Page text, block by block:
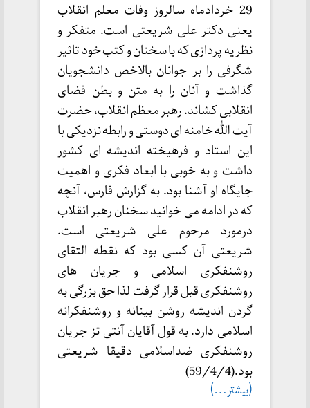
29 خردادماه سالروز وفات معلم انقلاب
یعنی دکتر علی شریعتی است. متفکر و
نظریه پردازی که با سخنان و کتب خود تاثیر
شگرفی را بر جوانان بالاخص دانشجویان
گذاشت و آنان را به متن و بطن فضای
انقلابی کشاند. رهبر معظم انقلاب، حضرت
آیت الله خامنه ای دوستی و رابطه نزدیکی با
این استاد و فرهیخته اندیشه ای کشور
داشت و به خوبی با ابعاد فکری و اهمیت
جایگاه او آشنا بود. به گزارش فارس، آنچه
که در ادامه می خوانید سخنان رهبر انقلاب
درمورد مرحوم علی شریعتی است.
شریعتی آن کسی بود که نقطه التقای
روشنفکری اسلامی و جریان های
روشنفکری قبل قرار گرفت لذا حق بزرگی به
گردن اندیشه روشن بینانه و روشنفکرانه
اسلامی دارد. به قول آقایان آنتی تز جریان
روشنفکری ضداسلامی دقیقا شریعتی
بود.(59/4/4)
(بیشتر…)